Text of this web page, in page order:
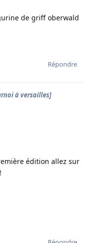
de griff oberwald
Répondre
à versailles]
édition allez sur